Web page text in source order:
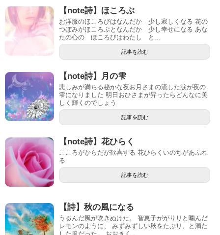
【note詩】ほころぶ
お洋服のほころびはなんだか 少し寂しくなる 花の
つぼみがほころぶとなんだか 少し幸せになる あな
たの心の ほころびはわたし と...
記事を読む
【note詩】月の雫
悲しみが満ちる秘かな夜お月さまの流した涙が夜の
雫になりました 明日おひさまが昇ったらどんなに美
しく輝くのでしょう
記事を読む
【note詩】花ひらく
こころがからだが歓喜する 花ひらくいのちがあふれ
る
記事を読む
【詩】秋の風になる
うるんだ風が吹きぬけた。 智恵子ががりりと噛んだ
レモンのように、 みずみずしい秋をたぷり、と満た